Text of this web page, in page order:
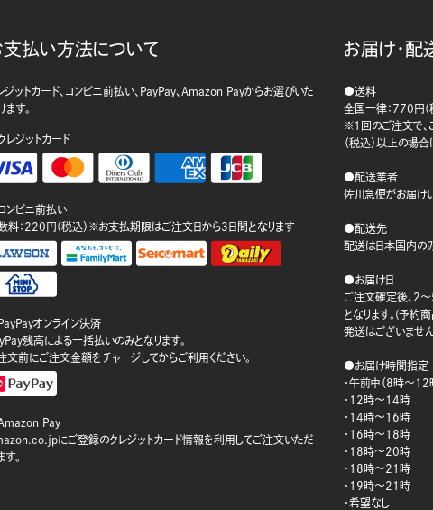
支払い方法について
ジットカード、コンビニ前払い、PayPay、Amazon Payからお選びいた
ます。
レジットカード
ンビニ前払い
料：220円（税込）※お支払期限はご注文日から3日間となります
オンライン決済
残高による一括払いのみとなります。
文前にご注文金額をチャージしてからご利用ください。
Pay
にご登録のクレジットカード情報を利用してご注文いただ
す。
お届け・配
●送料
全国一律：770円（
※1回のご注文で
（税込）以上の場
●配送業者
佐川急便がお届け
●配送先
配送は日本国内の
●お届け日
ご注文確定後、2
となります。(予約
発送はございませ
●お届け時間指定
・午前中（8時～12
・12時～14時
・14時～16時
・16時～18時
・18時～20時
・18時～21時
・19時～21時
・希望なし